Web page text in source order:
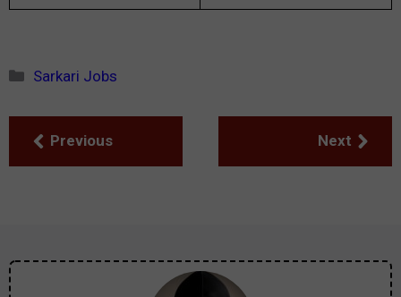
Categories
Sarkari Jobs
Previous Next